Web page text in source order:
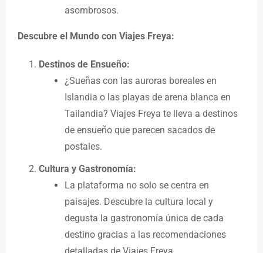
asombrosos.
Descubre el Mundo con Viajes Freya:
Destinos de Ensueño:
¿Sueñas con las auroras boreales en
Islandia o las playas de arena blanca en
Tailandia? Viajes Freya te lleva a destinos
de ensueño que parecen sacados de
postales.
Cultura y Gastronomía:
La plataforma no solo se centra en
paisajes. Descubre la cultura local y
degusta la gastronomía única de cada
destino gracias a las recomendaciones